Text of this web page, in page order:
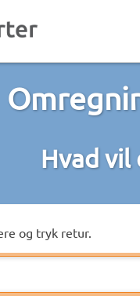
Hvad vil
og tryk retur.